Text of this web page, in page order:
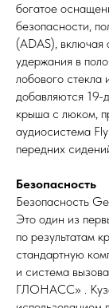
богатое
безопасности,
(ADAS), включая
удержания в
лобового
добавляются
крыша с люком,
аудиосистема
передних
Безопасность
Безопасность
Это один из
по результатам
стандартную
и система
ГЛОНАСС» .